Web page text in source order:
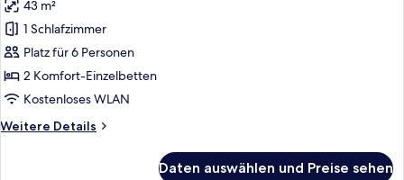
Zimmer,
Nichtraucher
(Upper
Floor,
Limited
anzeigen
43 m²
1 Schlafzimmer
Platz für 6 Personen
2 Komfort-Einzelbetten
Kostenloses WLAN
Weitere Details
Weitere
Daten auswählen und Preise sehen